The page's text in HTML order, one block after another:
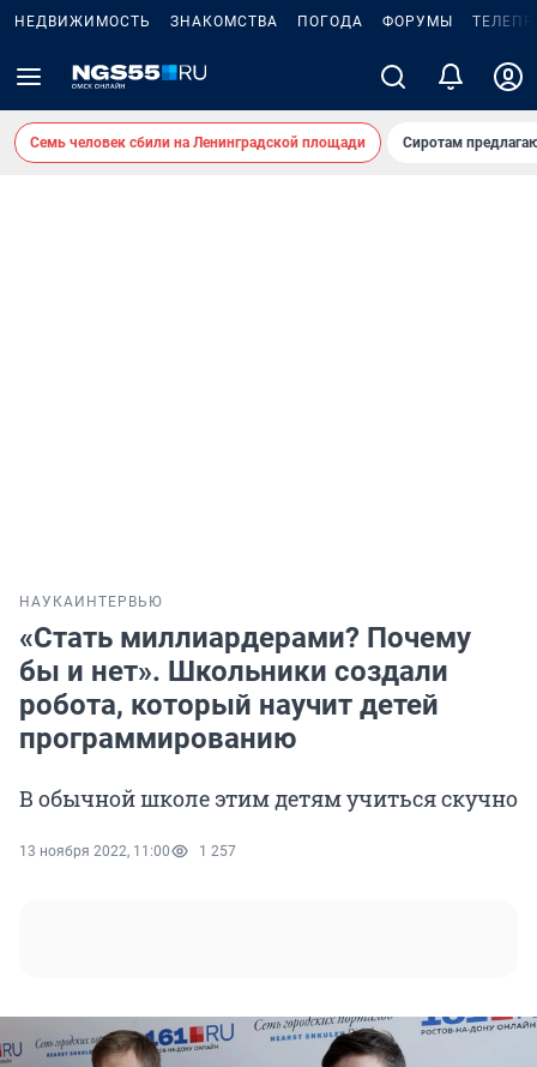
НЕДВИЖИМОСТЬ ЗНАКОМСТВА ПОГОДА ФОРУМЫ
Семь человек сбили на Ленинградской площади Сиротам
НАУКА ИНТЕРВЬЮ
«Стать миллиардерами? Почему
бы и нет». Школьники создали
робота, который научит детей
программированию
В обычной школе этим детям учиться скучно
13 ноября 2022, 11:00 1 257